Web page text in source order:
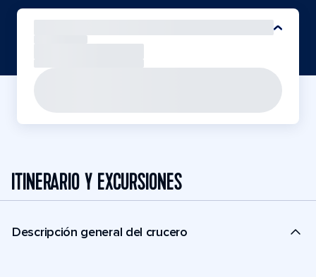
ITINERARIO Y EXCURSIONES
Descripción general del crucero